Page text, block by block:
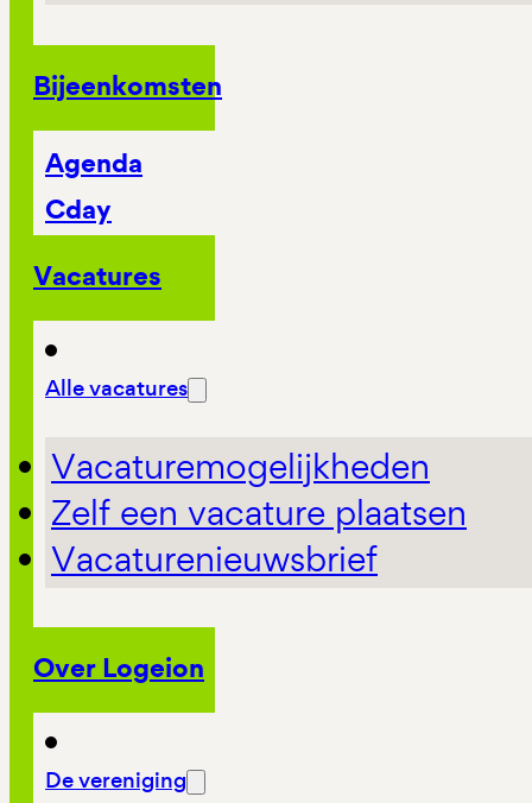
Bijeenkomsten
Agenda
Cday
Vacatures
Alle vacatures
Vacaturemogelijkheden
Zelf een vacature plaatsen
Vacaturenieuwsbrief
Over Logeion
De vereniging